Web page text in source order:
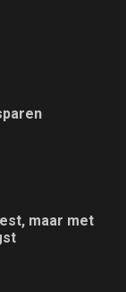
maar met